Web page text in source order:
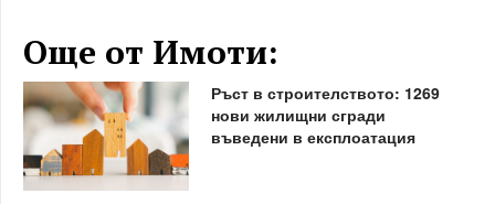
Още от Имоти:
Ръст в строителството: 1269
нови жилищни сгради
въведени в експлоатация